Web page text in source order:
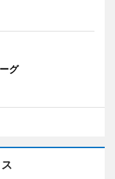
グ